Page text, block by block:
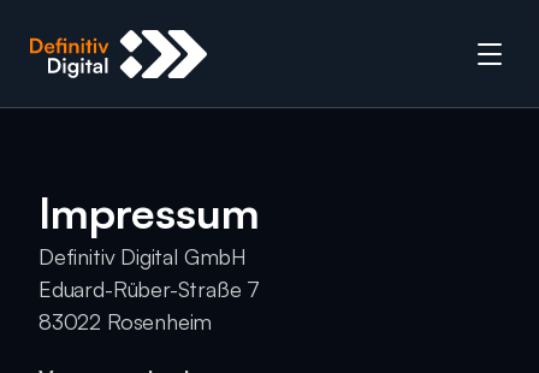
Impressum
Definitiv Digital GmbH
Eduard-Rüber-Straße 7
83022 Rosenheim